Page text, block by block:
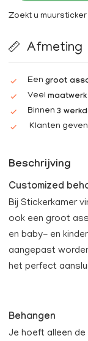
Zoekt u
Afmeting
Een groot
Veel
Binnen 3
Klanten
Beschrijving
Customized
Bij Stickerkamer
ook een groot
en baby- en
aangepast
het perfect
Behangen
Je hoeft alleen de